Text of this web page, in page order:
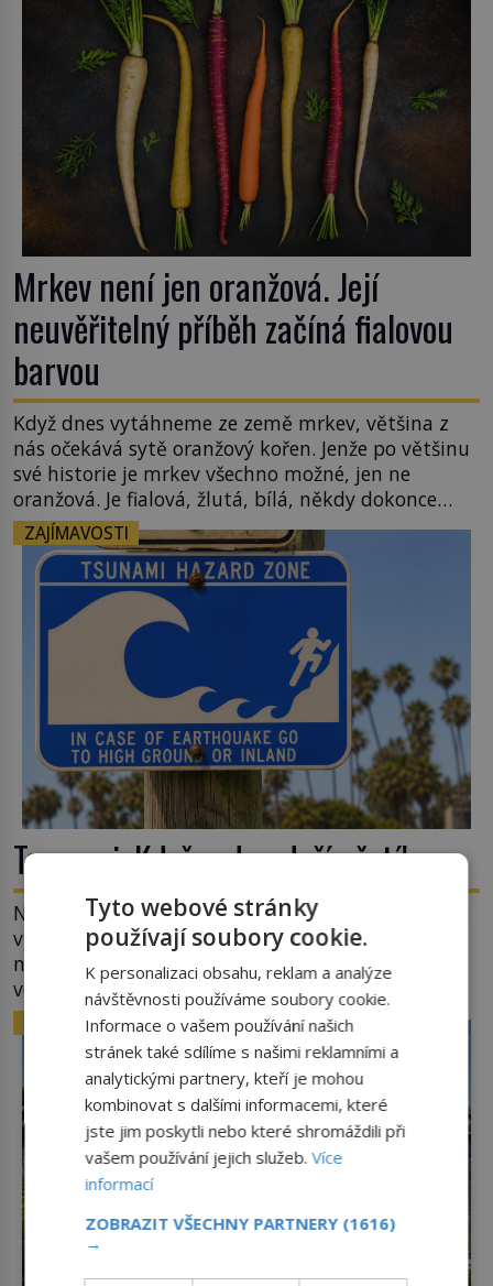
Mrkev není jen oranžová. Její
neuvěřitelný příběh začíná fialovou
barvou
Když dnes vytáhneme ze země mrkev, většina z
nás očekává sytě oranžový kořen. Jenže po většinu
své historie je mrkev všechno možné, jen ne
oranžová. Je fialová, žlutá, bílá, někdy dokonce
téměř černá. Až díky stovkám let pečlivého
šlechtění se z ní stává zelenina, bez které si českou
zahradu ani nedokážeme představit. Její příběh je
ZAJÍMAVOSTI
Tsunami: Když voda udeří pěstí!
Nejprve špetka školometské teorie. Výraz tsunami
vznikl spojením japonských slov tsu (přístav) a
nami (vlna). Jedná se o dlouhou vlnu, která je na
volném moři takřka nepostřehnutelná. Ačkoli je
vlnová délka tsunami i 300 kilometrů, výška vlny
na volném moři je maximálně 1,5 metru. Máme se
podobné obří vlny obávat i v Evropě? Vznik
tsunami si […]
ZAJÍMAVOSTI
Tyto webové stránky
používají soubory cookie.
K personalizaci obsahu, reklam a analýze
návštěvnosti používáme soubory cookie.
Informace o vašem používání našich
stránek také sdílíme s našimi reklamními a
analytickými partnery, kteří je mohou
kombinovat s dalšími informacemi, které
jste jim poskytli nebo které shromáždili při
vašem používání jejich služeb.Více
informací
ZOBRAZIT VŠECHNY PARTNERY (1616)
→